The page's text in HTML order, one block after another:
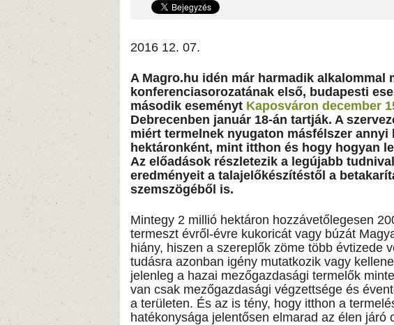
2016 12. 07.
A Magro.hu idén már harmadik alkalommal
konferenciasorozatának első, budapesti
második eseményt Kaposváron december
Debrecenben január 18-án tartják. A
miért termelnek nyugaton másfélszer
hektáronként, mint itthon és hogy hogyan
Az előadások részletezik a legújabb
eredményeit a talajelőkészítéstől a
szemszögéből is.
Mintegy 2 millió hektáron hozzávetőlegesen
termeszt évről-évre kukoricát vagy búzát
hiány, hiszen a szereplők zöme több évtizede
tudásra azonban igény mutatkozik vagy
jelenleg a hazai mezőgazdasági termelők
van csak mezőgazdasági végzettsége és
a területen. És az is tény, hogy itthon a
hatékonysága jelentősen elmarad az élen járó